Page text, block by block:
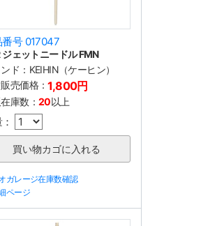
番号 017047
ジェットニードル FMN
ド： KEIHIN（ケーヒン）
売価格：1,800円
庫数： 20以上
ガレージ在庫数確認
ページ